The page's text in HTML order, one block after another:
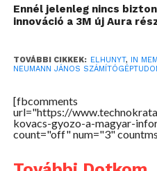
1975–1985 között a
tudományi Társaság
Ennél jelenleg nincs
innováció a 3M új Aura
TOVÁBBI CIKKEK: ELHUNYT, IN
NEUMANN JÁNOS
[fbcomments
url="https://
kovacs-gyozo-a-magyar-
count="off" num="3"